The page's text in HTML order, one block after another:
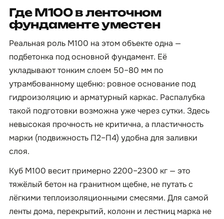
Где М100 в ленточном
фундаменте уместен
Реальная роль М100 на этом объекте одна —
подбетонка под основной фундамент. Её
укладывают тонким слоем 50–80 мм по
утрамбованному щебню: ровное основание под
гидроизоляцию и арматурный каркас. Распалубка
такой подготовки возможна уже через сутки. Здесь
невысокая прочность не критична, а пластичность
марки (подвижность П2–П4) удобна для заливки
слоя.
Куб М100 весит примерно 2200–2300 кг — это
тяжёлый бетон на гранитном щебне, не путать с
лёгкими теплоизоляционными смесями. Для самой
ленты дома, перекрытий, колонн и лестниц марка не